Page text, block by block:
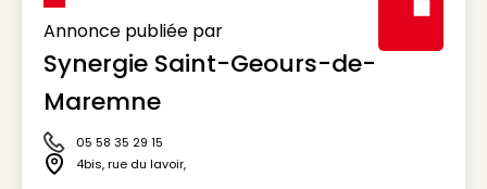
Annonce publiée par
Synergie Saint-Geours-de-
Maremne
Icône téléphone
05 58 35 29 15
Icône adresse
4bis, rue du lavoir,